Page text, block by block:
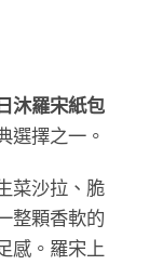
沐羅宋紙包
選擇之一。
菜沙拉、脆
整顆香軟的
感。羅宋上